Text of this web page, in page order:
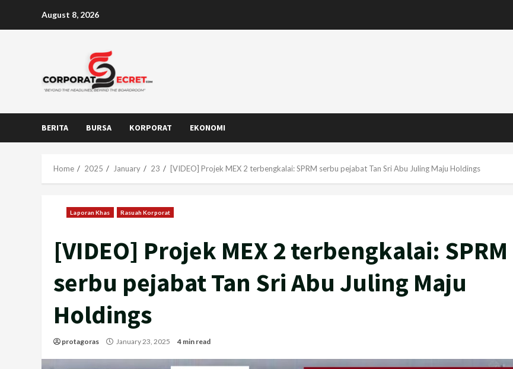
August 8, 2026
BERITA BURSA KORPORAT EKONOMI
Home 2025 January 23 [VIDEO] Projek MEX 2 terbengkalai: SPRM serbu pejabat Tan Sri Abu Juling Maju Holdings
Laporan Khas Rasuah Korporat
[VIDEO] Projek MEX 2 terbengkalai: SPRM
serbu pejabat Tan Sri Abu Juling Maju
Holdings
protagoras January 23, 2025 4 min read